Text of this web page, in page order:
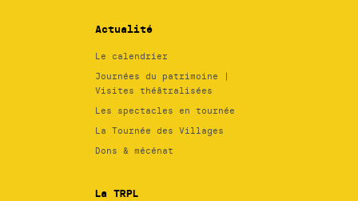
Actualité
Le calendrier
Journées du patrimoine |
Visites théâtralisées
Les spectacles en tournée
La Tournée des Villages
Dons & mécénat
La TRPL